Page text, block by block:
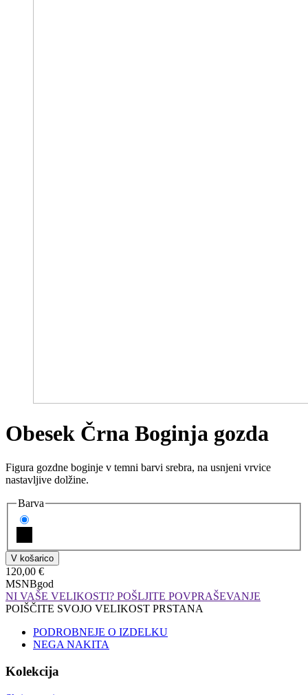
Obesek Črna Boginja gozda
Figura gozdne boginje v temni barvi srebra, na usnjeni vrvice
nastavljive dolžine.
Barva
120,00 €
MSNBgod
NI VAŠE VELIKOSTI? POŠLJITE POVPRAŠEVANJE
POIŠČITE SVOJO VELIKOST PRSTANA
PODROBNEJE O IZDELKU
NEGA NAKITA
Kolekcija